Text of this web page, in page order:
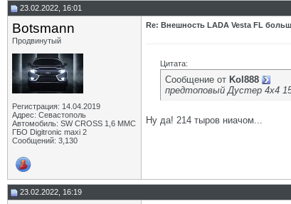
23.02.2022, 16:01
Botsmann
Продвинутый
Регистрация: 14.04.2019
Адрес: Севастополь
Автомобиль: SW CROSS 1,6 ММС
ГБО Digitronic maxi 2
Сообщений: 3,130
Re: Внешность LADA Vesta FL
Цитата:
Сообщение от Kol888
предтоповый Дустер 4х4
Ну да! 214 тыров ниачом...
23.02.2022, 16:19